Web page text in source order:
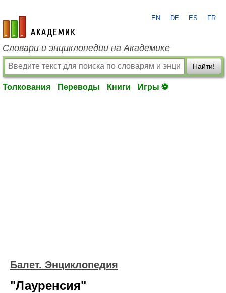
academic.ru
EN DE ES FR
Словари и энциклопедии на Академике
Найти!
Толкования Переводы Книги Игры ⚽
Балет. Энциклопедия
"Лауренсия"